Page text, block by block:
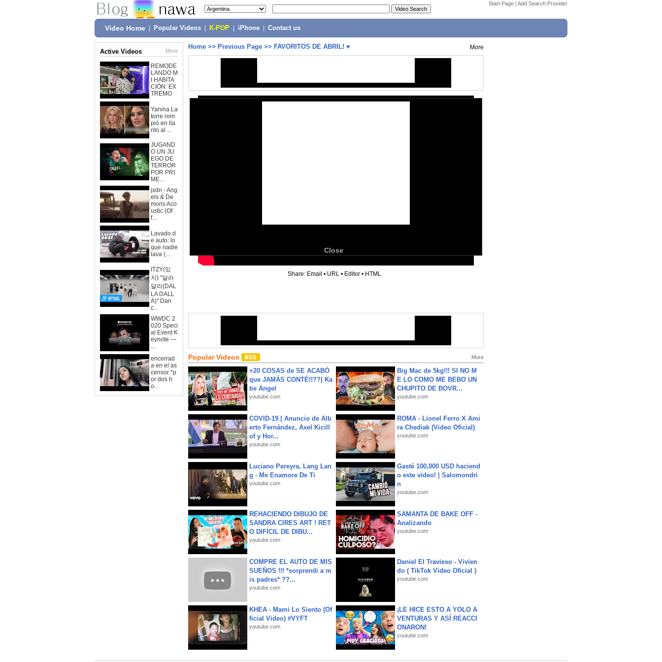
Start Page | Add Search Provider
Video Home Popular Videos K-POP iPhone Contact us
Active Videos More
REMODE
LANDO M
I HABITA
CIÓN: EX
TREMO
Yanina La
torre rom
pió en lla
nto al ...
JUGAND
O UN JU
EGO DE
TERROR
POR PRI
ME...
jxdn - Ang
els & De
mons Aco
ustic (Of
f...
Lavado d
e auto: lo
que nadie
lava (...
ITZY(있
지) "달라
달라(DAL
LA DALL
A)" Dan
c...
WWDC 2
020 Speci
al Event K
eynote —
...
encerrad
a en el as
censor *p
or dos h
o...
Home >> Previous Page >> FAVORITOS DE ABRIL! ♥ More
Close
Share: Email • URL • Editor • HTML
Popular Videos More
+20 COSAS de SE ACABÓ
que JAMÁS CONTÉ!!??| Ka
tie Angel
youtube.com
Big Mac de 5kg!!! SI NO M
E LO COMO ME BEBO UN
CHUPITO DE BOVR...
youtube.com
COVID-19 | Anuncio de Alb
erto Fernández, Axel Kicill
of y Hor...
youtube.com
ROMA - Lionel Ferro X Ami
ra Chediak (Video Oficial)
youtube.com
Luciano Pereyra, Lang Lan
g - Me Enamore De Ti
youtube.com
Gasté 100,000 USD haciend
o este video! | Salomondri
n
youtube.com
REHACIENDO DIBUJO DE
SANDRA CIRES ART ! RET
O DIFÍCIL DE DIBU...
youtube.com
SAMANTA DE BAKE OFF -
Analizando
youtube.com
COMPRE EL AUTO DE MIS
SUEÑOS !!! *sorprendi a m
is padres* ??...
youtube.com
Daniel El Travieso - Vivien
do ( TikTok Video Oficial )
youtube.com
KHEA - Mami Lo Siento (Of
ficial Video) #VYFT
youtube.com
¡LE HICE ESTO A YOLO A
VENTURAS Y ASÍ REACCI
ONARON!
youtube.com